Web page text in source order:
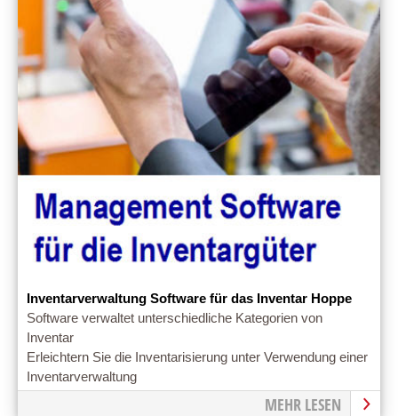
Inventarverwaltung Software für das Inventar Hoppe
Software verwaltet unterschiedliche Kategorien von
Inventar
Erleichtern Sie die Inventarisierung unter Verwendung einer
Inventarverwaltung
MEHR LESEN